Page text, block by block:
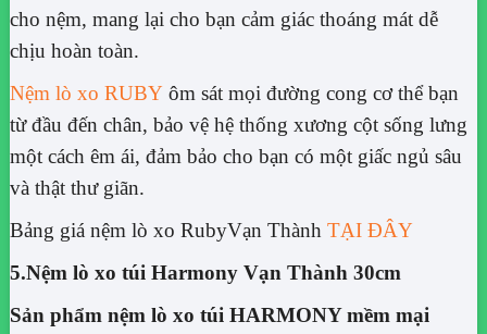
cho nệm, mang lại cho bạn cảm giác thoáng mát dễ
chịu hoàn toàn.
Nệm lò xo RUBYôm sát mọi đường cong cơ thể bạn
từ đầu đến chân, bảo vệ hệ thống xương cột sống lưng
một cách êm ái, đảm bảo cho bạn có một giấc ngủ sâu
và thật thư giãn.
Bảng giá nệm lò xo RubyVạn Thành TẠI ĐÂY
5.Nệm lò xo túi Harmony Vạn Thành 30cm
Sản phẩm nệm lò xo túi HARMONY mềm mại